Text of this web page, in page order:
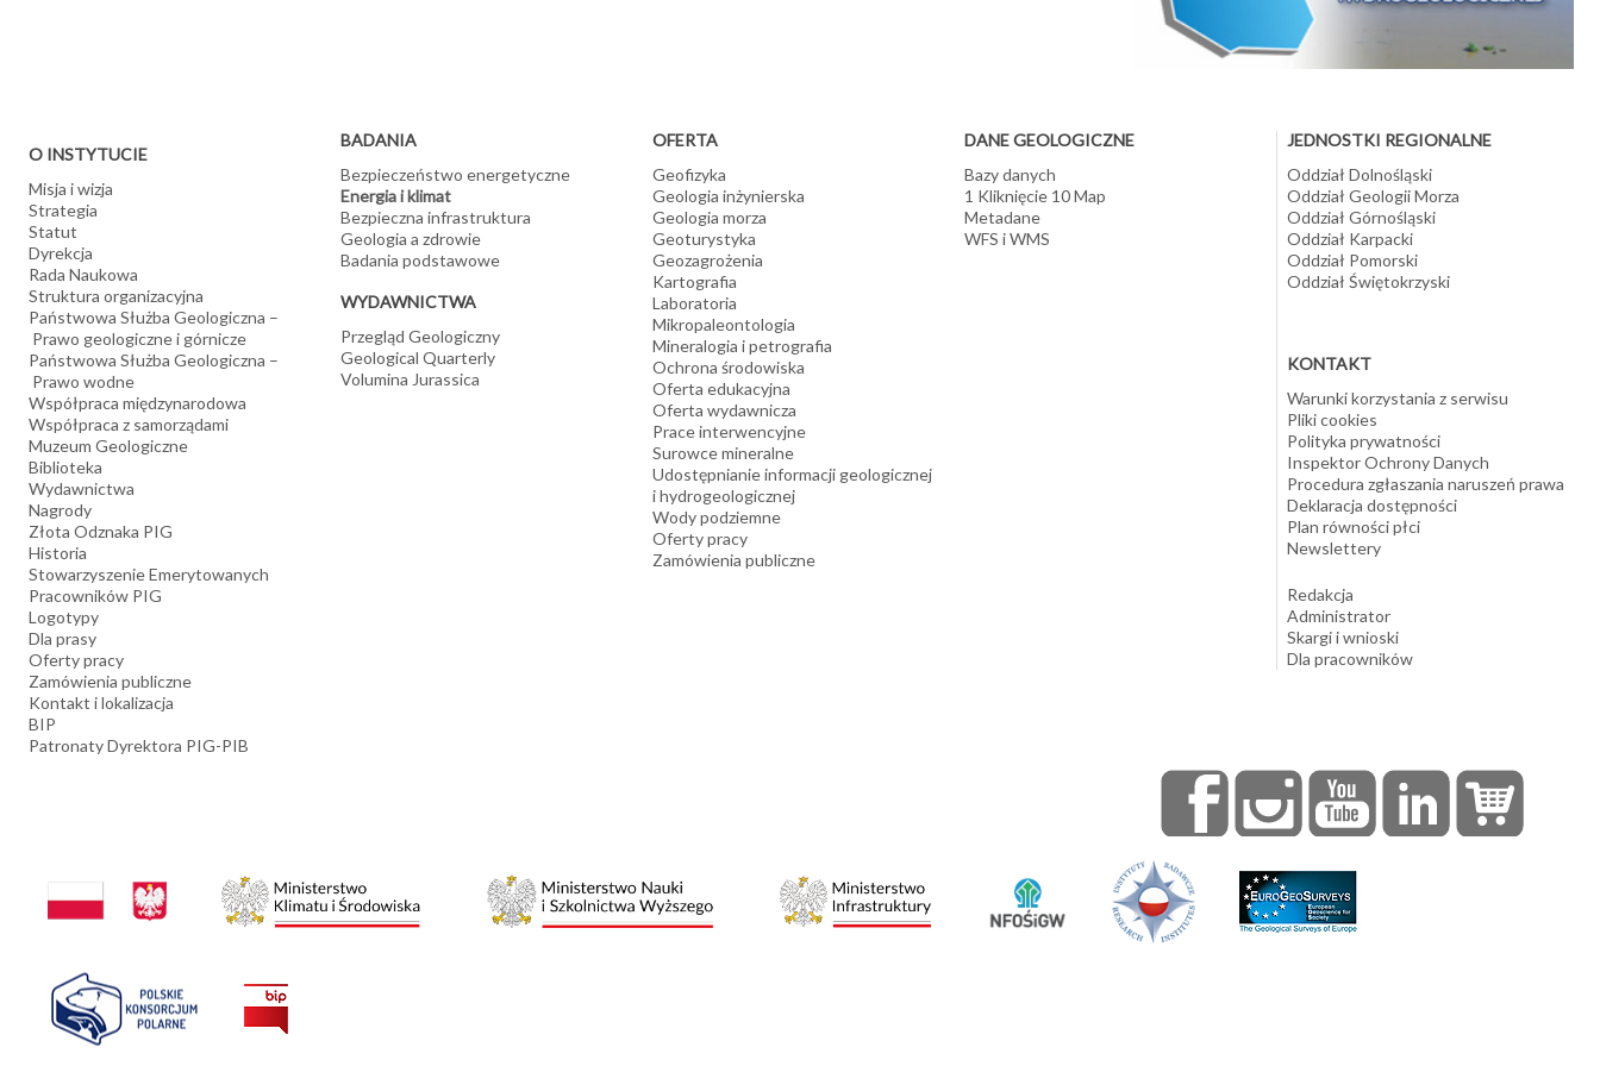
O INSTYTUCIE
Misja i wizja
Strategia
Statut
Dyrekcja
Rada Naukowa
Struktura organizacyjna
Państwowa Służba Geologiczna –
Prawo geologiczne i górnicze
Państwowa Służba Geologiczna –
Prawo wodne
Współpraca międzynarodowa
Współpraca z samorządami
Muzeum Geologiczne
Biblioteka
Wydawnictwa
Nagrody
Złota Odznaka PIG
Historia
Stowarzyszenie Emerytowanych
Pracowników PIG
Logotypy
Dla prasy
Oferty pracy
Zamówienia publiczne
Kontakt i lokalizacja
BIP
Patronaty Dyrektora PIG-PIB
BADANIA
Bezpieczeństwo energetyczne
Energia i klimat
Bezpieczna infrastruktura
Geologia a zdrowie
Badania podstawowe
WYDAWNICTWA
Przegląd Geologiczny
Geological Quarterly
Volumina Jurassica
OFERTA
Geofizyka
Geologia inżynierska
Geologia morza
Geoturystyka
Geozagrożenia
Kartografia
Laboratoria
Mikropaleontologia
Mineralogia i petrografia
Ochrona środowiska
Oferta edukacyjna
Oferta wydawnicza
Prace interwencyjne
Surowce mineralne
Udostępnianie informacji geologicznej
i hydrogeologicznej
Wody podziemne
Oferty pracy
Zamówienia publiczne
DANE GEOLOGICZNE
Bazy danych
1 Kliknięcie 10 Map
Metadane
WFS i WMS
JEDNOSTKI REGIONALNE
Oddział Dolnośląski
Oddział Geologii Morza
Oddział Górnośląski
Oddział Karpacki
Oddział Pomorski
Oddział Świętokrzyski
KONTAKT
Warunki korzystania z serwisu
Pliki cookies
Polityka prywatności
Inspektor Ochrony Danych
Procedura zgłaszania naruszeń prawa
Deklaracja dostępności
Plan równości płci
Newslettery
Redakcja
Administrator
Skargi i wnioski
Dla pracowników